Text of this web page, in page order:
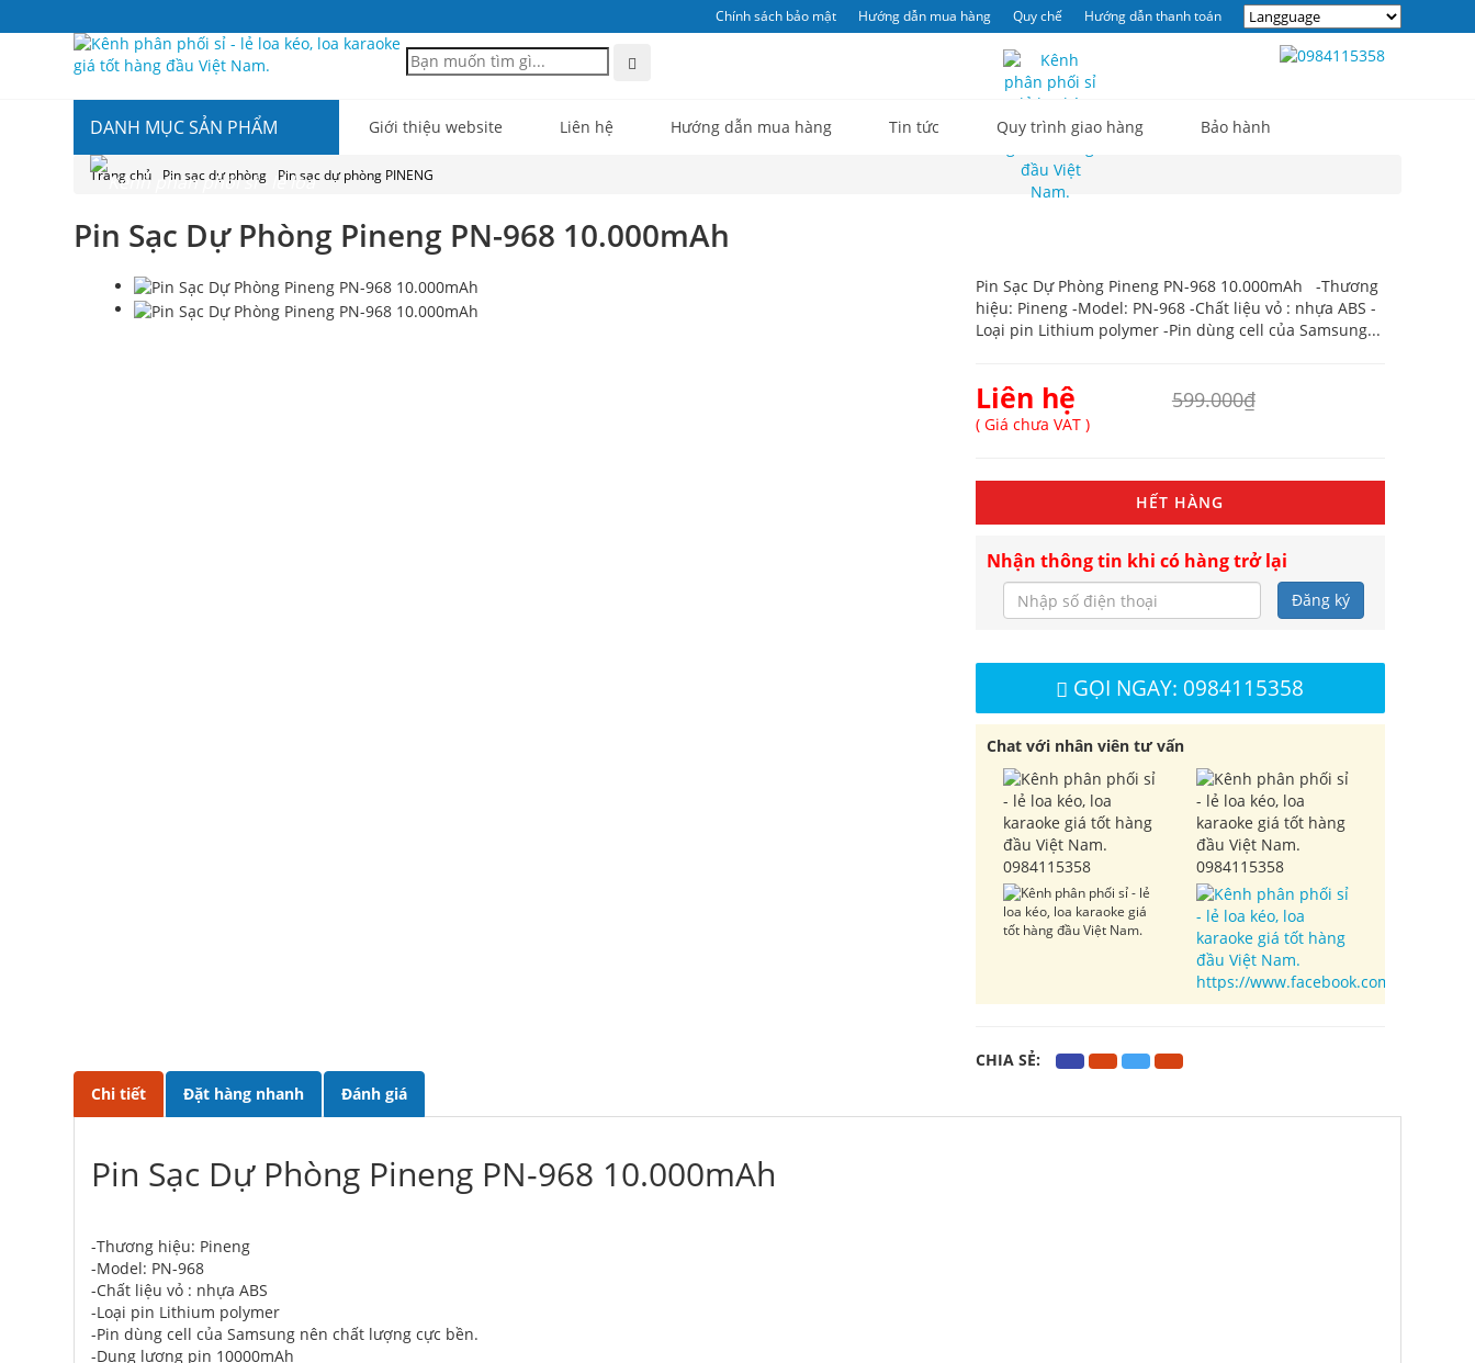
Chính sách bảo mật Hướng dẫn mua hàng Quy chế Hướng dẫn thanh toán
DANH MỤC SẢN PHẨM Giới thiệu website Liên hệ Hướng dẫn mua hàng Tin tức Quy trình giao hàng Bảo hành
Trang chủ Pin sạc dự phòng Pin sạc dự phòng PINENG
Pin Sạc Dự Phòng Pineng PN-968 10.000mAh
Pin Sạc Dự Phòng Pineng PN-968 10.000mAh -Thương
hiệu: Pineng -Model: PN-968 -Chất liệu vỏ : nhựa ABS -
Loại pin Lithium polymer -Pin dùng cell của Samsung...
Liên hệ 599.000₫
( Giá chưa VAT )
HẾT HÀNG
Nhận thông tin khi có hàng trở lại
Đăng ký
GỌI NGAY: 0984115358
Chat với nhân viên tư vấn
0984115358 0984115358
https://www.facebook.com/
CHIA SẺ:
Chi tiết
Đặt hàng nhanh Đánh giá
Pin Sạc Dự Phòng Pineng PN-968 10.000mAh
-Thương hiệu: Pineng
-Model: PN-968
-Chất liệu vỏ : nhựa ABS
-Loại pin Lithium polymer
-Pin dùng cell của Samsung nên chất lượng cực bền.
-Dung lượng pin 10000mAh